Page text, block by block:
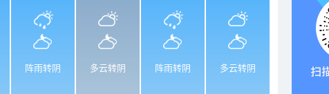
阵雨转阴 多云转阴 阵雨转阴 多云转阴